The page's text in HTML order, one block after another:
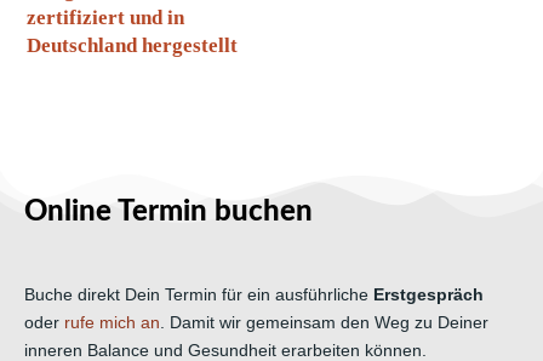
Online Termin buchen
Buche direkt Dein Termin für ein ausführliche Erstgespräch
oder rufe mich an . Damit wir gemeinsam den Weg zu Deiner
inneren Balance und Gesundheit erarbeiten können.